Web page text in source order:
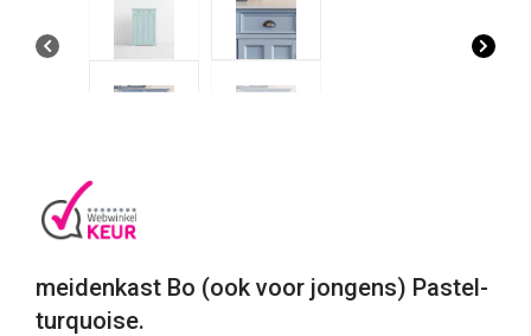
meidenkast Bo (ook voor jongens) Pastel-
turquoise.